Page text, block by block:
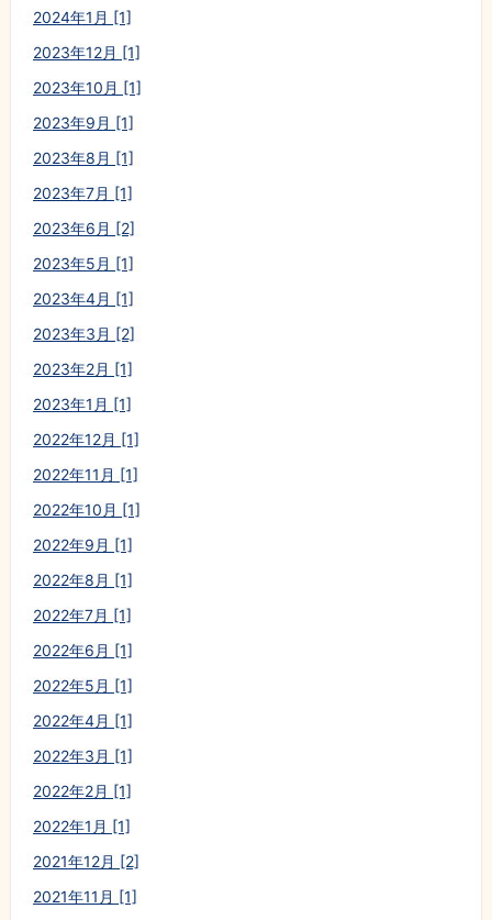
2024年1月 [1]
2023年12月 [1]
2023年10月 [1]
2023年9月 [1]
2023年8月 [1]
2023年7月 [1]
2023年6月 [2]
2023年5月 [1]
2023年4月 [1]
2023年3月 [2]
2023年2月 [1]
2023年1月 [1]
2022年12月 [1]
2022年11月 [1]
2022年10月 [1]
2022年9月 [1]
2022年8月 [1]
2022年7月 [1]
2022年6月 [1]
2022年5月 [1]
2022年4月 [1]
2022年3月 [1]
2022年2月 [1]
2022年1月 [1]
2021年12月 [2]
2021年11月 [1]